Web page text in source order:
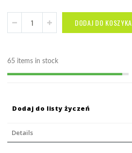
DODAJ DO KOSZYKA
65 items in stock
Dodaj do listy życzeń
Details